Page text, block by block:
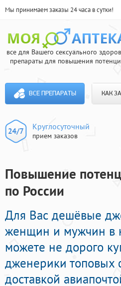
Мы принимаем заказы 24 часа в сутки!
все для Вашего сексуального
препараты для повышения
ВСЕ ПРЕПАРАТЫ КАК
Круглосуточный
прием заказов
Повышение
по России
Для Вас дешёвые
женщин и мужчин в
можете не дорого
дженерики топовых
доставкой